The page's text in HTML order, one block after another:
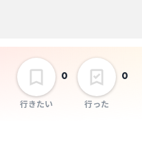
行きたい
0
行った
0